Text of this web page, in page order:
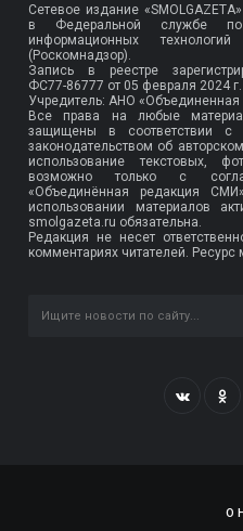
Сетевое издание
в Федеральной службе
информационных
(Роскомнадзор).
Запись в реестре
ФС77-86777 от 05 февраля 2024 г.
Учредитель: АНО «Объединенная
Все права на любые
защищены в соответствии с
законодательством об
использование текстовых,
возможно только с
«Объединённая редакция
использовании материалов
smolgazeta.ru обязательна.
Редакция не несет
комментариях читателей.
О